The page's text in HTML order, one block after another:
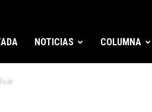
NOTICIAS COLUMNA